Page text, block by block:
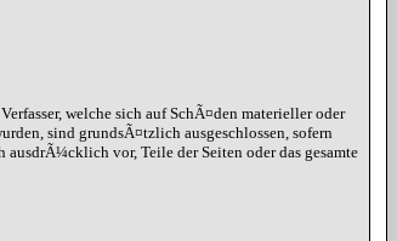
welche sich auf SchÃ¤den materieller oder
sind grundsÃ¤tzlich ausgeschlossen, sofern
vor, Teile der Seiten oder das gesamte